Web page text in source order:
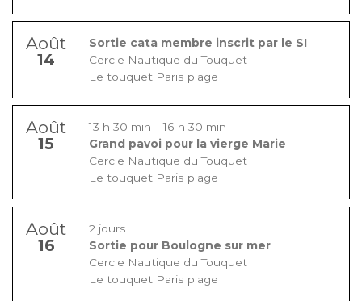
Août
14
Sortie cata membre inscrit par le SI
Cercle Nautique du Touquet
Le touquet Paris plage
Août
15
13 h 30 min – 16 h 30 min
Grand pavoi pour la vierge Marie
Cercle Nautique du Touquet
Le touquet Paris plage
Août
16
2 jours
Sortie pour Boulogne sur mer
Cercle Nautique du Touquet
Le touquet Paris plage